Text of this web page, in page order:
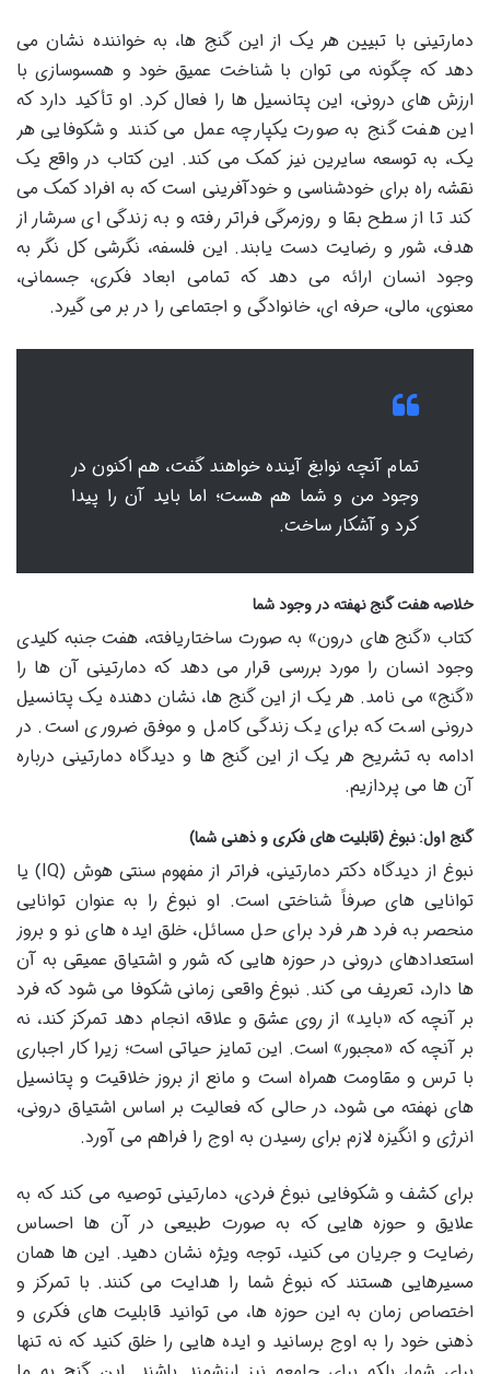
دمارتینی با تبیین هر یک از این گنج ها، به خواننده نشان می
دهد که چگونه می توان با شناخت عمیق خود و همسوسازی با
ارزش های درونی، این پتانسیل ها را فعال کرد. او تأکید دارد که
این هفت گنج به صورت یکپارچه عمل می کنند و شکوفایی هر
یک، به توسعه سایرین نیز کمک می کند. این کتاب در واقع یک
نقشه راه برای خودشناسی و خودآفرینی است که به افراد کمک می
کند تا از سطح بقا و روزمرگی فراتر رفته و به زندگی ای سرشار از
هدف، شور و رضایت دست یابند. این فلسفه، نگرشی کل نگر به
وجود انسان ارائه می دهد که تمامی ابعاد فکری، جسمانی،
معنوی، مالی، حرفه ای، خانوادگی و اجتماعی را در بر می گیرد.
تمام آنچه نوابغ آینده خواهند گفت، هم اکنون در
وجود من و شما هم هست؛ اما باید آن را پیدا
کرد و آشکار ساخت.
خلاصه هفت گنج نهفته در وجود شما
کتاب «گنج های درون» به صورت ساختاریافته، هفت جنبه کلیدی
وجود انسان را مورد بررسی قرار می دهد که دمارتینی آن ها را
«گنج» می نامد. هر یک از این گنج ها، نشان دهنده یک پتانسیل
درونی است که برای یک زندگی کامل و موفق ضروری است. در
ادامه به تشریح هر یک از این گنج ها و دیدگاه دمارتینی درباره
آن ها می پردازیم.
گنج اول: نبوغ (قابلیت های فکری و ذهنی شما)
نبوغ از دیدگاه دکتر دمارتینی، فراتر از مفهوم سنتی هوش (IQ) یا
توانایی های صرفاً شناختی است. او نبوغ را به عنوان توانایی
منحصر به فرد هر فرد برای حل مسائل، خلق ایده های نو و بروز
استعدادهای درونی در حوزه هایی که شور و اشتیاق عمیقی به آن
ها دارد، تعریف می کند. نبوغ واقعی زمانی شکوفا می شود که فرد
بر آنچه که «باید» از روی عشق و علاقه انجام دهد تمرکز کند، نه
بر آنچه که «مجبور» است. این تمایز حیاتی است؛ زیرا کار اجباری
با ترس و مقاومت همراه است و مانع از بروز خلاقیت و پتانسیل
های نهفته می شود، در حالی که فعالیت بر اساس اشتیاق درونی،
انرژی و انگیزه لازم برای رسیدن به اوج را فراهم می آورد.
برای کشف و شکوفایی نبوغ فردی، دمارتینی توصیه می کند که به
علایق و حوزه هایی که به صورت طبیعی در آن ها احساس
رضایت و جریان می کنید، توجه ویژه نشان دهید. این ها همان
مسیرهایی هستند که نبوغ شما را هدایت می کنند. با تمرکز و
اختصاص زمان به این حوزه ها، می توانید قابلیت های فکری و
ذهنی خود را به اوج برسانید و ایده هایی را خلق کنید که نه تنها